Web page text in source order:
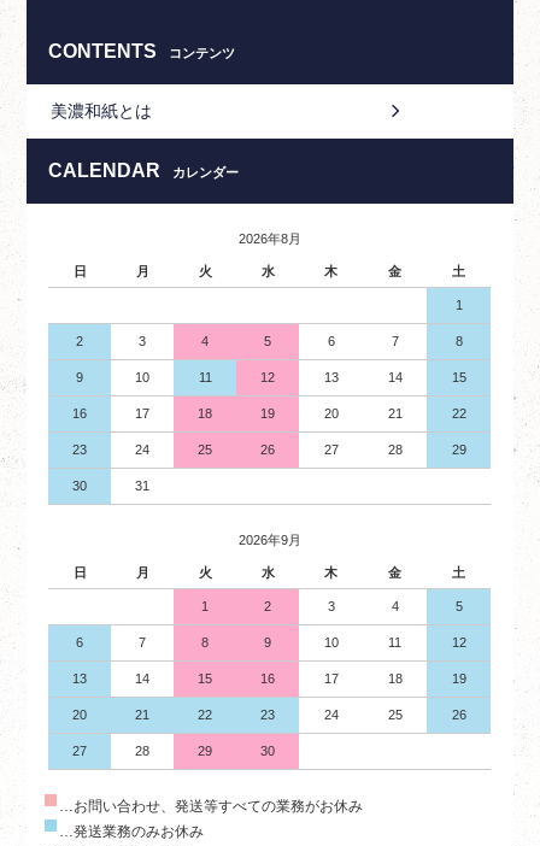
CONTENTS コンテンツ
美濃和紙とは
CALENDAR カレンダー
2026年8月
日 月 火 水 木 金 土
1
2 3 4 5 6 7 8
9 10 11 12 13 14 15
16 17 18 19 20 21 22
23 24 25 26 27 28 29
30 31
2026年9月
日 月 火 水 木 金 土
1 2 3 4 5
6 7 8 9 10 11 12
13 14 15 16 17 18 19
20 21 22 23 24 25 26
27 28 29 30
…お問い合わせ、発送等すべての業務がお休み
…発送業務のみお休み